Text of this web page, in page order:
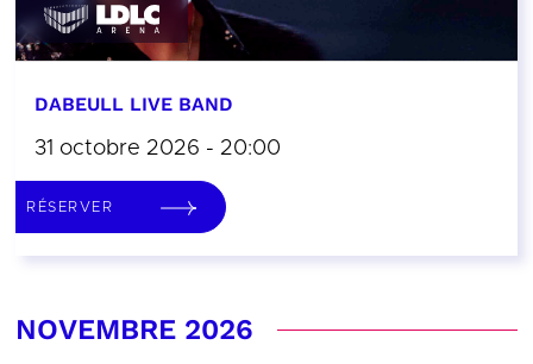
DABEULL LIVE BAND
31 octobre 2026 - 20:00
RÉSERVER
NOVEMBRE 2026